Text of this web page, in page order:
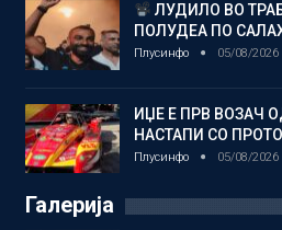
ЛУДИЛО ВО
ПОЛУДЕА ПО
Плусинфо 05/08/2026
ИЏЕ Е ПРВ ВОЗАЧ
НАСТАПИ СО
Плусинфо 05/08/2026
Галерија